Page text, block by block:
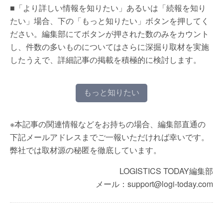
■「より詳しい情報を知りたい」あるいは「続報を知り
たい」場合、下の「もっと知りたい」ボタンを押してく
ださい。編集部にてボタンが押された数のみをカウント
し、件数の多いものについてはさらに深掘り取材を実施
したうえで、詳細記事の掲載を積極的に検討します。
もっと知りたい
※本記事の関連情報などをお持ちの場合、編集部直通の
下記メールアドレスまでご一報いただければ幸いです。
弊社では取材源の秘匿を徹底しています。
LOGISTICS TODAY編集部
メール：support@logi-today.com